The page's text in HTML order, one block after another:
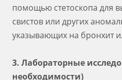
помощью стетоскопа для
свистов или других
указывающих на бронхит
3. Лабораторные
необходимости)